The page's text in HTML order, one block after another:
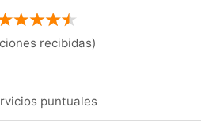
recibidas)
puntuales